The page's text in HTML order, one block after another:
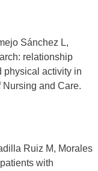
Sánchez L,
relationship
physical activity in
and Care.
Ruiz M, Morales
with